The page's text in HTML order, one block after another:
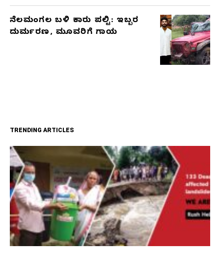
ನೆಲಮಂಗಲ ಬಳಿ ಕಾರು ಪಲ್ಟಿ: ಇಬ್ಬರ
ದುರ್ಮರಣ, ಮೂವರಿಗೆ ಗಾಯ
TRENDING ARTICLES